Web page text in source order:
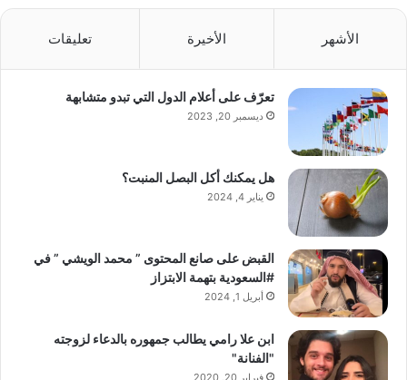
الأشهر الأخيرة تعليقات
تعرّف على أعلام الدول التي تبدو متشابهة
ديسمبر 20, 2023
هل يمكنك أكل البصل المنبت؟
يناير 4, 2024
القبض على صانع المحتوى ” محمد الويشي ” في
#السعودية بتهمة الابتزاز
أبريل 1, 2024
ابن علا رامي يطالب جمهوره بالدعاء لزوجته
"الفنانة"